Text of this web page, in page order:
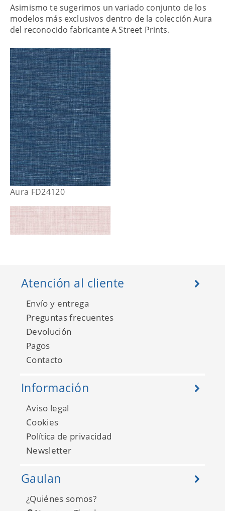
Asimismo te sugerimos un variado conjunto de los
modelos más exclusivos dentro de la colección Aura
del reconocido fabricante A Street Prints.
Aura FD24120
Aura FD24272
Aura FD24273
Atención al cliente
Envío y entrega
Preguntas frecuentes
Devolución
Pagos
Contacto
Información
Aviso legal
Cookies
Política de privacidad
Newsletter
Gaulan
¿Quiénes somos?